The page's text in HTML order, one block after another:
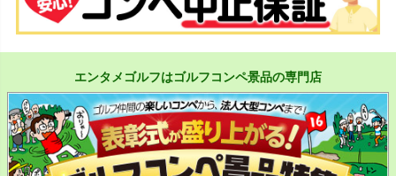
エンタメゴルフはゴルフコンペ景品の専門店